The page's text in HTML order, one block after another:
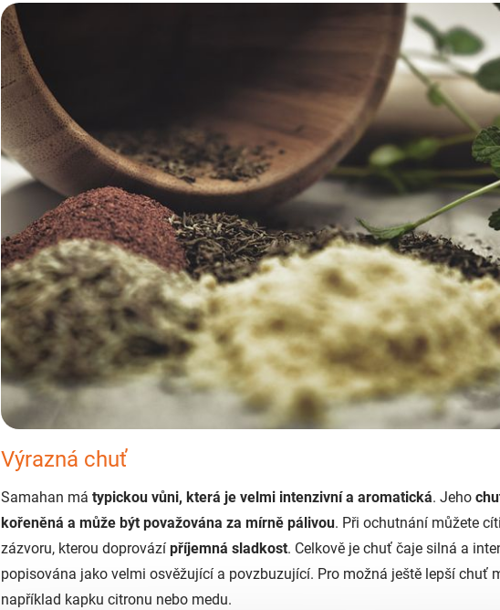
Výrazná chuť
Samahan má typickou vůni, která je velmi intenzivní a aromatická. Jeho
kořeněná a může být považována za mírně pálivou. Při ochutnání můžete
zázvoru, kterou doprovází příjemná sladkost. Celkově je chuť čaje silná a
popisována jako velmi osvěžující a povzbuzující. Pro možná ještě lepší chuť
například kapku citronu nebo medu.